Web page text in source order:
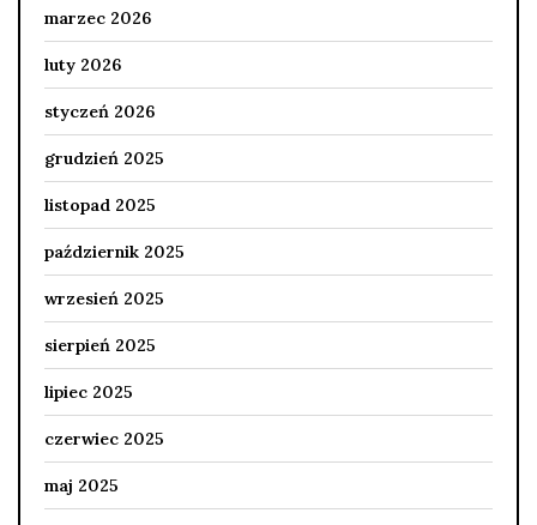
marzec 2026
luty 2026
styczeń 2026
grudzień 2025
listopad 2025
październik 2025
wrzesień 2025
sierpień 2025
lipiec 2025
czerwiec 2025
maj 2025